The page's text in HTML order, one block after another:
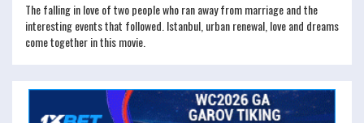
The falling in love of two people who ran away from marriage and the
interesting events that followed. Istanbul, urban renewal, love and dreams
come together in this movie.